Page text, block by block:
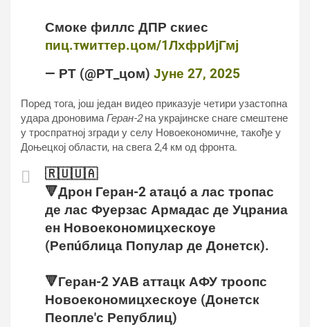
Смоке филлс ДПР скиес
пиц.тwиттер.цом/1ЛхфрИјГмј
— РТ (@РТ_цом) Јуне 27, 2025
Поред тога, још један видео приказује четири узастопна
удара дроновимаГеран-2на украјинске снаге смештене
у троспратној згради у селу Новоекономичне, такође у
Доњецкој области, на свега 2,4 км од фронта.
🇷🇺🇺🇦
🔻Дрон Геран-2 атацó а лас тропас
де лас Фуерзас Армадас де Уцраниа
ен Новоекономицхескоyе
(Репúблица Популар де Донетск).
🔻Геран-2 УАВ аттацк АФУ троопс
Новоекономицхескоyе (Донетск
Пеопле'с Републиц)